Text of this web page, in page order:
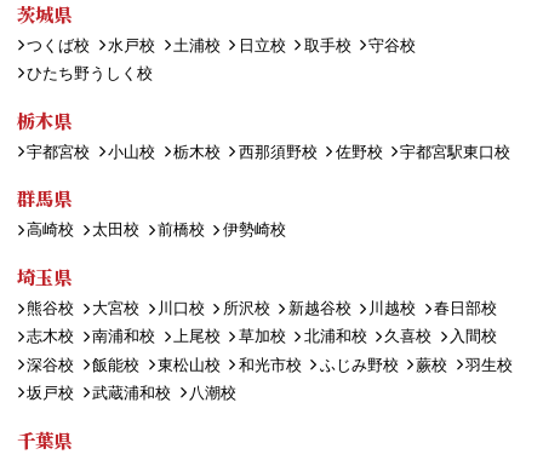
茨城県
つくば校 水戸校 土浦校 日立校 取手校
守谷校
ひたち野うしく校
栃木県
宇都宮校 小山校 栃木校 西那須野校 佐野校 宇都宮駅東口校
群馬県
高崎校 太田校 前橋校 伊勢崎校
埼玉県
熊谷校 大宮校 川口校 所沢校 新越谷校 川越校
春日部校
志木校
南浦和校 上尾校 草加校 北浦和校 久喜校
入間校
深谷校
飯能校 東松山校 和光市校 ふじみ野校 蕨校
羽生校
坂戸校
武蔵浦和校 八潮校
千葉県